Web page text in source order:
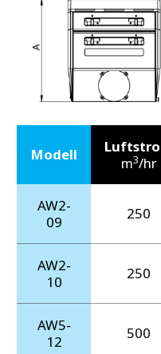
Modell
m3/hr
AW2-
09
250
AW2-
10
250
AW5-
12
500